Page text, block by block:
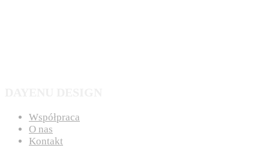
Współpraca
O nas
Kontakt